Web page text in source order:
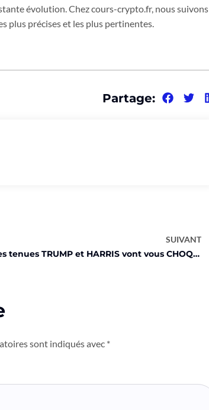
évolution. Chez cours-crypto.fr, nous suivons
plus précises et les plus pertinentes.
Partage:
SUIVANT
Ces tenues TRUMP et HARRIS vont vous CHOQUER avant l’élection US !
sont indiqués avec *